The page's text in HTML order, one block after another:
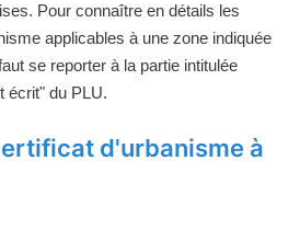
Pour connaître en détails les
applicables à une zone indiquée
se reporter à la partie intitulée
écrit" du PLU.
d'urbanisme à